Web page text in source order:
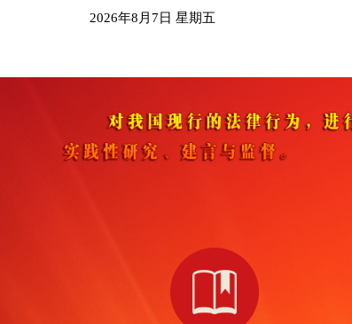
2026年8月7日 星期五